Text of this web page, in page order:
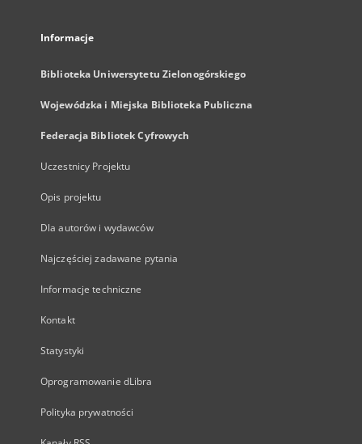
Informacje
Biblioteka Uniwersytetu Zielonogórskiego
Wojewódzka i Miejska Biblioteka Publiczna
Federacja Bibliotek Cyfrowych
Uczestnicy Projektu
Opis projektu
Dla autorów i wydawców
Najczęściej zadawane pytania
Informacje techniczne
Kontakt
Statystyki
Oprogramowanie dLibra
Polityka prywatności